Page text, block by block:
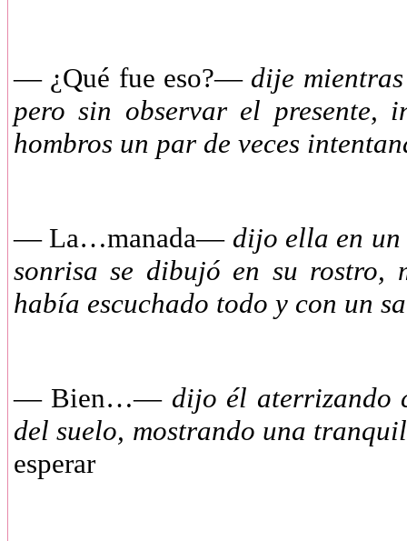
— ¿Qué fue eso?—dije mientras
pero sin observar el presente,
hombros un par de veces
— La…manada— dijo ella en
sonrisa se dibujó en su rostro,
había escuchado todo y con un
— Bien…— dijo él aterrizando
del suelo, mostrando una
esperar